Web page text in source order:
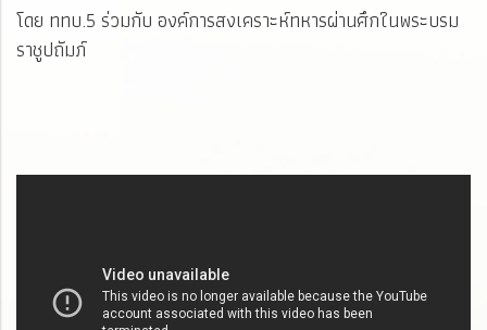
โดย ททบ.5 ร่วมกับ องค์การสงเคราะห์ทหารผ่านศึกในพระบรม
ราชูปถัมภ์